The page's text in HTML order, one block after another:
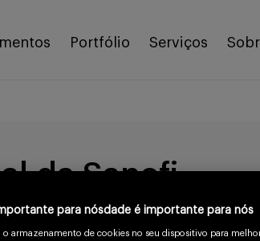
Portfólio Serviços
da Sanofi
para nósdade é importante para nós
armazenamento de cookies no seu dispositivo para